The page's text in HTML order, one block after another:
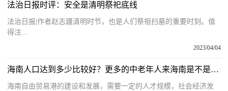
法治日报时评：安全是清明祭祀底线
法治日报|作者赵志疆清明时节，也是人们祭祖扫墓的重要时刻。值
得注...
2023/04/04
海南人口达到多少比较好？更多的中老年人来海南是不是一件好事？
海南自由贸易港的建设和发展，需要一定的人才规模，社会经济发